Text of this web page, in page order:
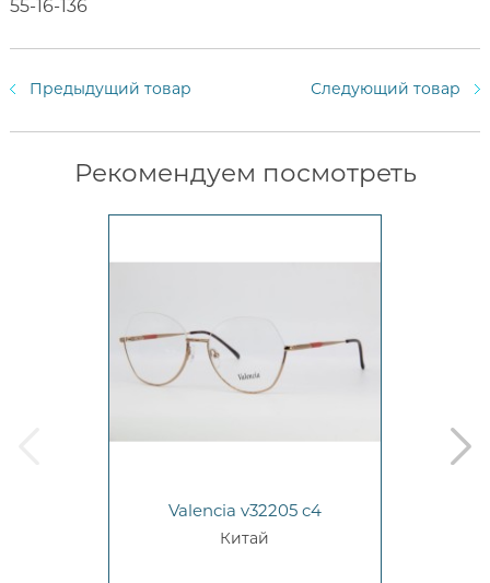
55-16-136
Предыдущий товар Следующий товар
Рекомендуем посмотреть
Valencia v32205 c4
Китай
next